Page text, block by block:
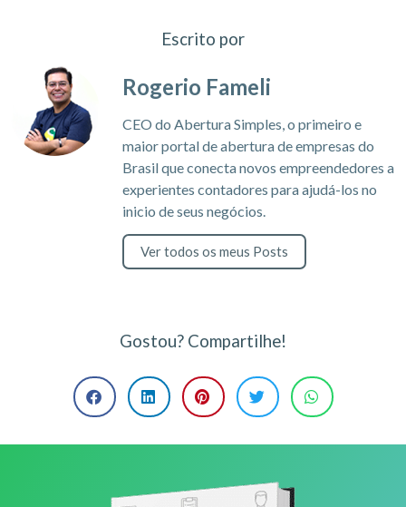
Escrito por
Rogerio Fameli
CEO do Abertura Simples, o primeiro e
maior portal de abertura de empresas do
Brasil que conecta novos empreendedores a
experientes contadores para ajudá-los no
inicio de seus negócios.
Ver todos os meus Posts
Gostou? Compartilhe!